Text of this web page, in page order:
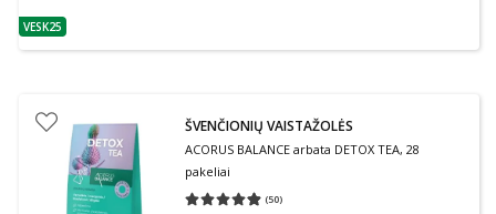
patarimas
VESK25
ŠVENČIONIŲ VAISTAŽOLĖS
ACORUS BALANCE arbata DETOX TEA, 28
pakeliai
(50)
Vidutinis įvertinimas 4.88